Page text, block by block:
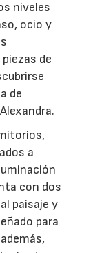
niveles
ocio y
de
de
a
con dos
paisaje y
para